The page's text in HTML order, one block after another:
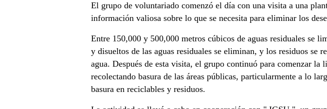
El grupo de voluntariado comenzó el día con una visita a una
información valiosa sobre lo que se necesita para eliminar los
Entre 150,000 y 500,000 metros cúbicos de aguas residuales se
y disueltos de las aguas residuales se eliminan, y los residuos
agua. Después de esta visita, el grupo continuó para comenzar
recolectando basura de las áreas públicas, particularmente a lo
basura en reciclables y residuos.